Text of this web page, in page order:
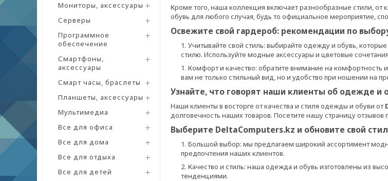
Мониторы, аксессуары
Серверы
Программное
обеспечение
Смартфоны,
аксессуары
Смарт часы, браслеты
Планшеты, аксессуары
Мультимедиа
Все для офиса
Все для дома
Все для отдыха
Все для детей
Кроме того, наша коллекция включает разнообразные стили,
обувь для любого случая, будь то официальное мероприятие,
Освежите свой гардероб: рекомендации по
Учитывайте свой стиль: выбирайте одежду и обувь,
стилю. Используйте модные аксессуары и цветовые
Комфорт и качество: обратите внимание на комфортность
вам не только стильный вид, но и удобство при ношении на
Узнайте, что говорят наши клиенты об одежде и
Наши клиенты в восторге от качества и стиля одежды и обуви от
долговечность наших товаров. Посетите нашу страницу отзывов
Выберите DeltaComputers.kz и обновите свой
Большой выбор: мы предлагаем широкий ассортимент
предпочтения наших клиентов.
Качество и стиль: наша одежда и обувь изготовлены из
тенденциями.